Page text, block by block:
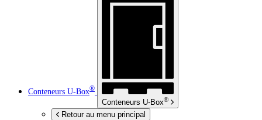
Conteneurs U-Box®
Conteneurs U-Box®
Retour au menu principal